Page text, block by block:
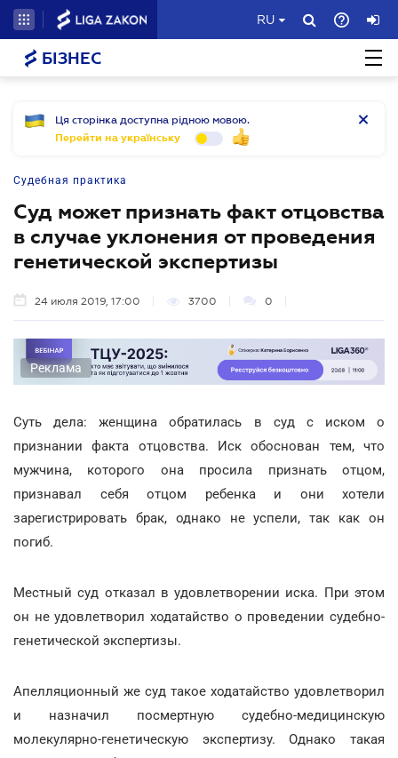
RU
БІЗНЕС
Ця сторінка доступна рідною мовою.
Перейти на українську
Судебная практика
Суд может признать факт отцовства
в случае уклонения от проведения
генетической экспертизы
24 июля 2019, 17:00 3700 0
Реклама
Суть дела: женщина обратилась в суд с иском о
признании факта отцовства. Иск обоснован тем, что
мужчина, которого она просила признать отцом,
признавал себя отцом ребенка и они хотели
зарегистрировать брак, однако не успели, так как он
погиб.
Местный суд отказал в удовлетворении иска. При этом
он не удовлетворил ходатайство о проведении судебно-
генетической экспертизы.
Апелляционный же суд такое ходатайство удовлетворил
и назначил посмертную судебно-медицинскую
молекулярно-генетическую экспертизу. Однако такая